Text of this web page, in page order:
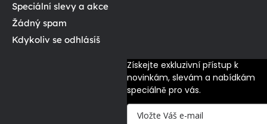
Speciální slevy a akce
Žádný spam
Kdykoliv se odhlásíš
Získejte exkluzivní přístup k
novinkám, slevám a nabídkám
speciálně pro vás.